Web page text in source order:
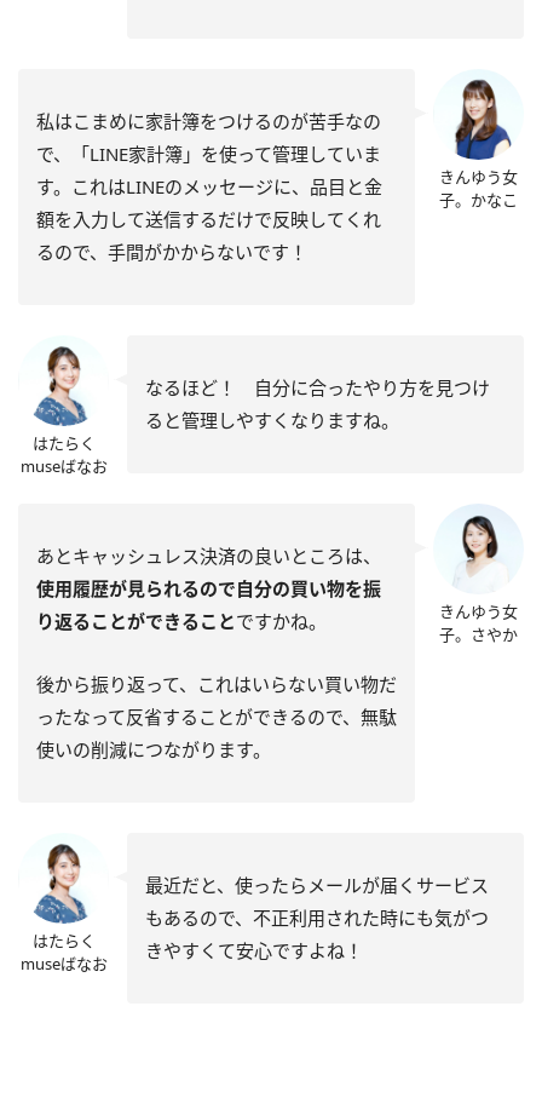
きんゆう女
子。かなこ
私はこまめに家計簿をつけるのが苦手なの
で、「LINE家計簿」を使って管理していま
す。これはLINEのメッセージに、品目と金
額を入力して送信するだけで反映してくれ
るので、手間がかからないです！
はたらく
museばなお
なるほど！ 自分に合ったやり方を見つけ
ると管理しやすくなりますね。
きんゆう女
子。さやか
あとキャッシュレス決済の良いところは、
使用履歴が見られるので自分の買い物を振
り返ることができることですかね。
後から振り返って、これはいらない買い物だ
ったなって反省することができるので、無駄
使いの削減につながります。
はたらく
museばなお
最近だと、使ったらメールが届くサービス
もあるので、不正利用された時にも気がつ
きやすくて安心ですよね！